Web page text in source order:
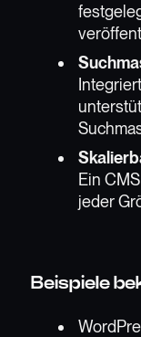
Ein
jeder
Beispiele